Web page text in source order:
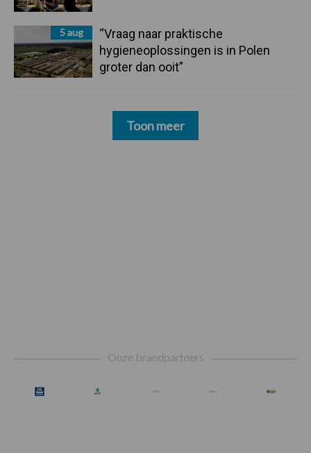
5 aug
“Vraag naar praktische
hygieneoplossingen is in Polen
groter dan ooit”
Toon meer
Onze brandpartners